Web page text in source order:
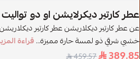
عطر كارتير ديكرلايشن او دو تواليت 100مل-رجالي
عن عطر كارتير ديكلاريشن عطر كارتير
خشبي شرقي ذو لمسة حارة مميزة...قراءة